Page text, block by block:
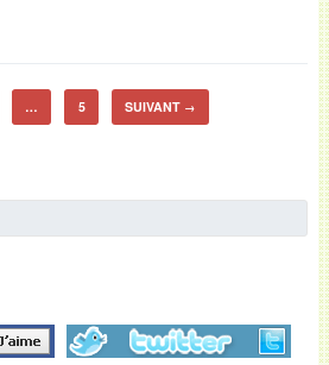
… 5 SUIVANT →